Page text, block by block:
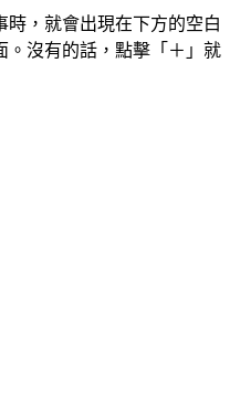
，就會出現在下方的空白
。沒有的話，點擊「＋」就